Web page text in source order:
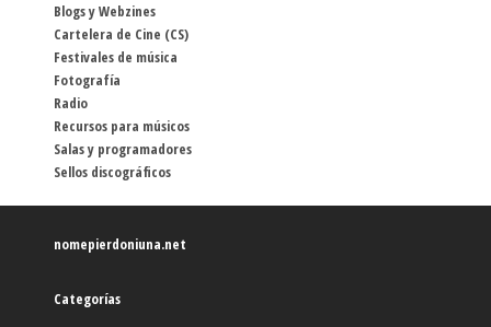
Blogs y Webzines
Cartelera de Cine (CS)
Festivales de música
Fotografía
Radio
Recursos para músicos
Salas y programadores
Sellos discográficos
nomepierdoniuna.net
Categorías